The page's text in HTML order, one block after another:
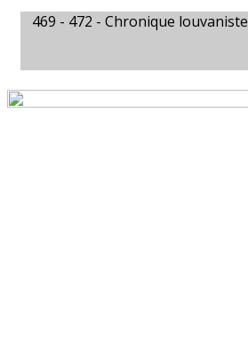
469 - 472 - Chronique louvaniste